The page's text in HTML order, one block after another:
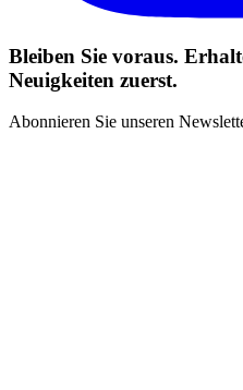
Bleiben Sie voraus.
Neuigkeiten zuerst.
Abonnieren Sie unseren